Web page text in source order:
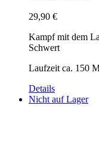
29,90 €
Kampf mit dem
Schwert
Laufzeit ca. 150
Details
Nicht auf Lager